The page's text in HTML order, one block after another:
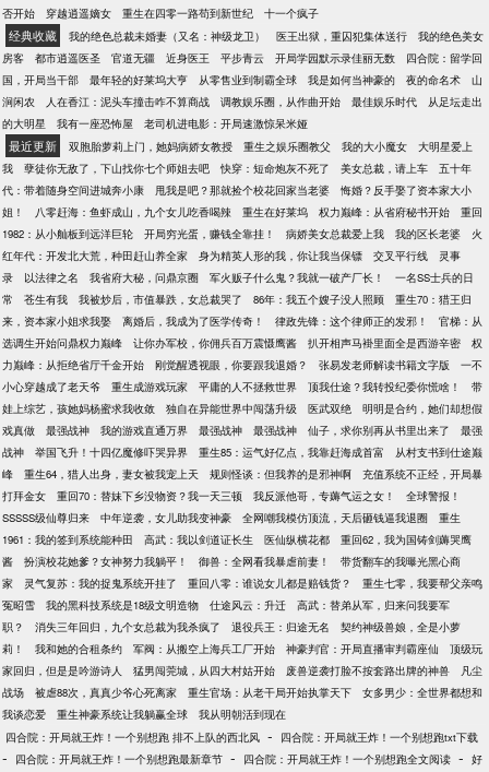
否开始
穿越逍遥嫡女 重生在四零一路苟到新世纪 十一个疯子
经典收藏 我的绝色总裁未婚妻（又名：神级龙卫） 医王出狱，重囚犯集体送行
我的绝色美女
房客
都市逍遥医圣 官道无疆 近身医王 平步青云 开局学园默示录佳丽无数
四合院：留学回
国，开局当干部
最年轻的好莱坞大亨 从零售业到制霸全球 我是如何当神豪的 夜的命名术
山
涧闲农
人在香江：泥头车撞击咋不算商战 调教娱乐圈，从作曲开始 最佳娱乐时代
从足坛走出
的大明星
我有一座恐怖屋 老司机进电影：开局速激惊呆米娅
最近更新 双胞胎萝莉上门，她妈病娇女教授 重生之娱乐圈教父 我的大小魔女
大明星爱上
我
孽徒你无敌了，下山找你七个师姐去吧 快穿：短命炮灰不死了 美女总裁，请上车
五十年
代：带着随身空间进城奔小康
甩我是吧？那就捡个校花回家当老婆
悔婚？反手娶了资本家大小
姐！
八零赶海：鱼虾成山，九个女儿吃香喝辣 重生在好莱坞 权力巅峰：从省府秘书开始
重回
1982：从小舢板到远洋巨轮
开局穷光蛋，赚钱全靠挂！ 病娇美女总裁爱上我 我的区长老婆
火
红年代：开发北大荒，种田赶山养全家
身为精英人形的我，你让我当保镖 交叉平行线
灵事
录
以法律之名 我省府大秘，问鼎京圈 军火贩子什么鬼？我就一破产厂长！
一名SS士兵的日
常
苍生有我 我被炒后，市值暴跌，女总裁哭了 86年：我五个嫂子没人照顾
重生70：猎王归
来，资本家小姐求我娶
离婚后，我成为了医学传奇！ 律政先锋：这个律师正的发邪！
官梯：从
选调生开始问鼎权力巅峰
让你办军校，你佣兵百万震慑鹰酱 扒开相声马褂里面全是西游辛密
权
力巅峰：从拒绝省厅千金开始
刚觉醒透视眼，你要跟我退婚？ 张易发老师解读书籍文字版
一不
小心穿越成了老天爷
重生成游戏玩家 平庸的人不拯救世界 顶我仕途？我转投纪委你慌啥！
带
娃上综艺，孩她妈杨蜜求我收敛
独自在异能世界中闯荡升级 医武双绝
明明是合约，她们却想假
戏真做
最强战神 我的游戏直通万界 最强战神 最强战神 仙子，求你别再从书里出来了
最强
战神
举国飞升！十四亿魔修吓哭异界 重生85：运气好亿点，我靠赶海成首富
从村支书到仕途巅
峰
重生64，猎人出身，妻女被我宠上天 规则怪谈：但我养的是邪神啊
充值系统不正经，开局暴
打拜金女
重回70：替妹下乡没物资？我一天三顿 我反派他哥，专薅气运之女！
全球警报！
SSSSS级仙尊归来
中年逆袭，女儿助我变神豪 全网嘲我模仿顶流，天后砸钱逼我退圈
重生
1961：我的签到系统能种田
高武：我以剑道证长生 医仙纵横花都
重回62，我为国铸剑薅哭鹰
酱
扮演校花她爹？女神努力我躺平！ 御兽：全网看我暴虐前妻！
带货翻车的我曝光黑心商
家
灵气复苏：我的捉鬼系统开挂了 重回八零：谁说女儿都是赔钱货？
重生七零，我要帮父亲鸣
冤昭雪
我的黑科技系统是18级文明造物 仕途风云：升迁
高武：替弟从军，归来问我要军
职？
消失三年回归，九个女总裁为我杀疯了 退役兵王：归途无名
契约神级兽娘，全是小萝
莉！
我和她的合租条约 军阀：从搬空上海兵工厂开始 神豪判官：开局直播审判霸座仙
顶级玩
家回归，但是是吟游诗人
猛男闯莞城，从四大村姑开始 废兽逆袭打脸不按套路出牌的神兽
凡尘
战场
被虐88次，真真少爷心死离家 重生官场：从老干局开始执掌天下
女多男少：全世界都想和
我谈恋爱
重生神豪系统让我躺赢全球
我从明朝活到现在
四合院：开局就王炸！一个别想跑 排不上队的西北风 - 四合院：开局就王炸！一个别想跑txt下载
- 四合院：开局就王炸！一个别想跑最新章节 - 四合院：开局就王炸！一个别想跑全文阅读 - 好